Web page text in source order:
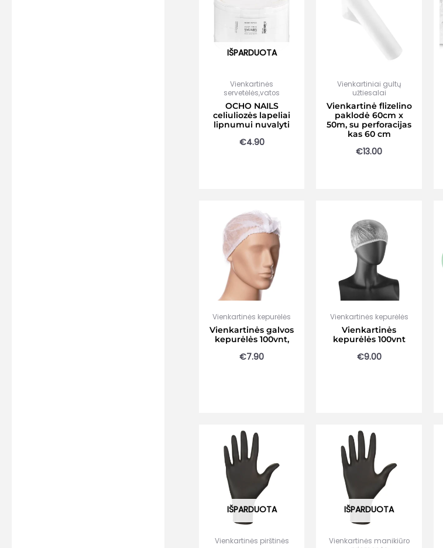
IŠPARDUOTA
Vienkartinės
servetėlės,vatos
OCHO NAILS
celiuliozės lapeliai
lipnumui nuvalyti
€4.90
Vienkartiniai gultų
užtiesalai
Vienkartinė flizelino
paklodė 60cm x
50m, su perforacijas
kas 60 cm
€13.00
Vienkartinės kepurėlės
Vienkartinės galvos
kepurėlės 100vnt,
€7.90
Vienkartinės kepurėlės
Vienkartinės
kepurėlės 100vnt
€9.00
IŠPARDUOTA
Vienkartinės pirštinės
IŠPARDUOTA
Vienkartinės manikiūro